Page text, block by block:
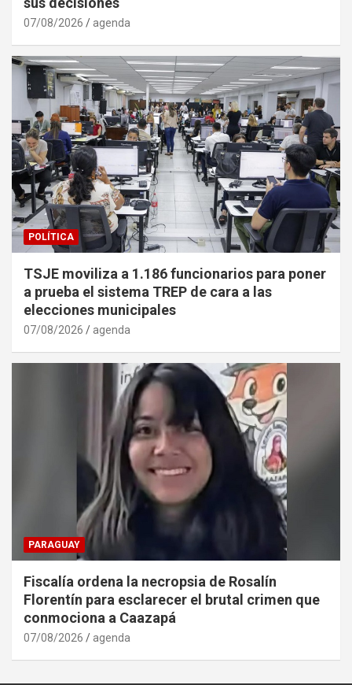
07/08/2026 agenda
POLÍTICA
TSJE moviliza a 1.186 funcionarios para poner
a prueba el sistema TREP de cara a las
elecciones municipales
07/08/2026 agenda
PARAGUAY
Fiscalía ordena la necropsia de Rosalín
Florentín para esclarecer el brutal crimen que
conmociona a Caazapá
07/08/2026 agenda